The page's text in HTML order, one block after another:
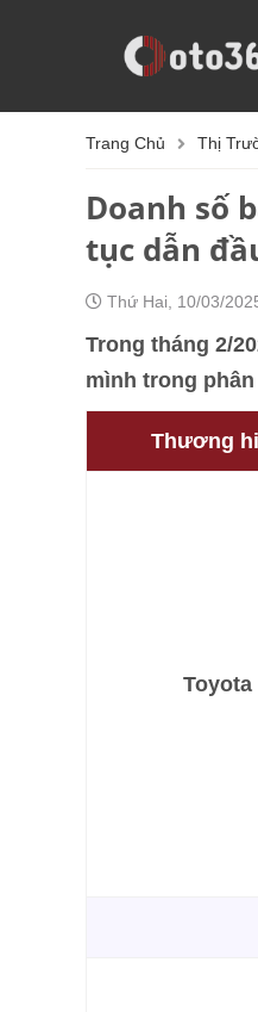
Trang Chủ Thị
Doanh số
tục dẫn
Thứ Hai, 10/03/
Trong tháng 2/
mình trong
Thương
Toyota